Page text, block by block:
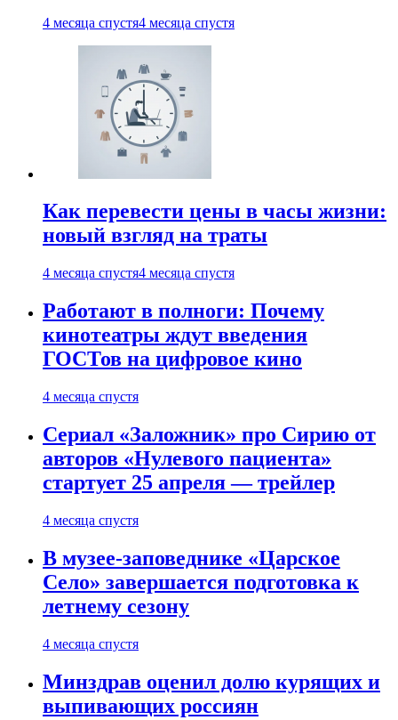
4 месяца спустя4 месяца спустя
Как перевести цены в часы жизни:
новый взгляд на траты
4 месяца спустя4 месяца спустя
Работают в полноги: Почему
кинотеатры ждут введения
ГОСТов на цифровое кино
4 месяца спустя
Сериал «Заложник» про Сирию от
авторов «Нулевого пациента»
стартует 25 апреля — трейлер
4 месяца спустя
В музее-заповеднике «Царское
Село» завершается подготовка к
летнему сезону
4 месяца спустя
Минздрав оценил долю курящих и
выпивающих россиян